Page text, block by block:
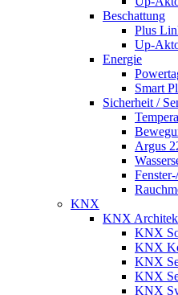
Beschattung
Plus
Up-
Energie
Smart
Sicherheit /
Argus
KNX
KNX
KNX
KNX
KNX
KNX
KNX